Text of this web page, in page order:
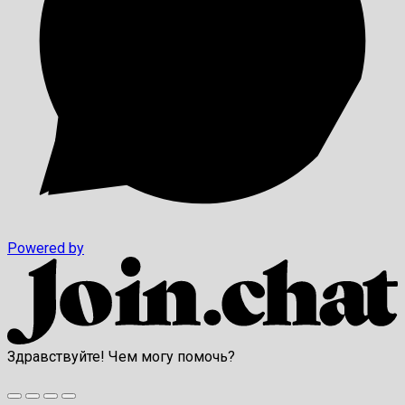
Powered by
Здравствуйте! Чем могу помочь?